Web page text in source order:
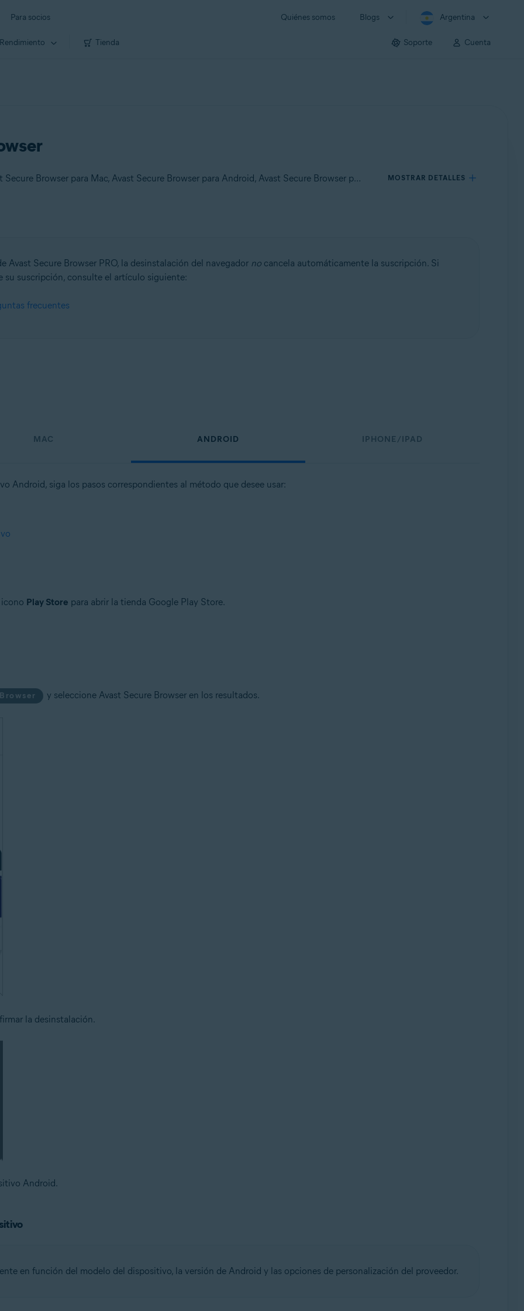
Para socios Quiénes somos Blogs Argentina
Rendimiento Tienda Soporte Cuenta
Se aplica a Avast Secure Browser para Windows, Avast Secure Browser para Mac, Avast Secure Browser para Android, Avast Secure Browser para iOS MOSTRAR DETALLES
Avast Secure Browser PRO, la desinstalación del navegador nocancela automáticamente la suscripción. Si
su suscripción, consulte el artículo siguiente:
frecuentes
MAC ANDROID IPHONE/IPAD
Android, siga los pasos correspondientes al método que desee usar:
Play Store para abrir la tienda Google Play Store.
y seleccione Avast Secure Browser en los resultados.
la desinstalación.
Android.
en función del modelo del dispositivo, la versión de Android y las opciones de personalización del proveedor.